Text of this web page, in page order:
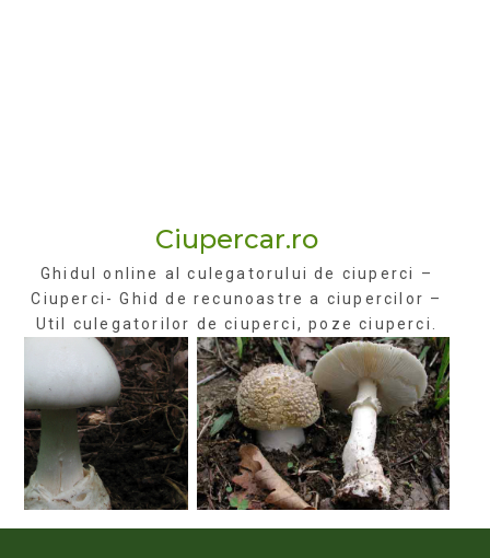
Ciupercar.ro
Ghidul online al culegatorului de ciuperci –
Ciuperci- Ghid de recunoastre a ciupercilor –
Util culegatorilor de ciuperci, poze ciuperci.